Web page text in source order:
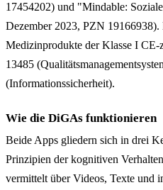
17454202) und "Mindable:
Dezember 2023, PZN 19166938).
Medizinprodukte der Klasse I
13485
(Informationssicherheit).
Wie die DiGAs funktionieren
Beide Apps gliedern sich in drei
Prinzipien der kognitiven
vermittelt über Videos, Texte und